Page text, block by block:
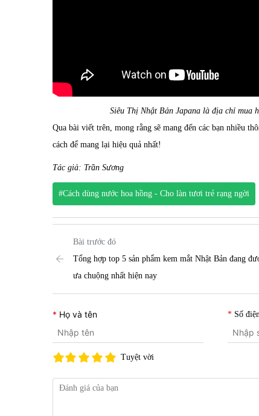
Siêu Thị Nhật Bản Japana là địa chỉ mua
Qua bài viết trên, mong rằng sẽ mang đến các bạn nhiều
cách để mang lại hiệu quả nhất!
Tác giả: Trần Sương
#Cách dùng nước hoa hồng - Cho làn tươi trẻ rạng ngời
Bài trước đó
Tổng hợp top 5 sản phẩm kem mắt Nhật Bản đang
ưa chuộng nhất hiện nay
Họ và tên Số
Tuyệt vời